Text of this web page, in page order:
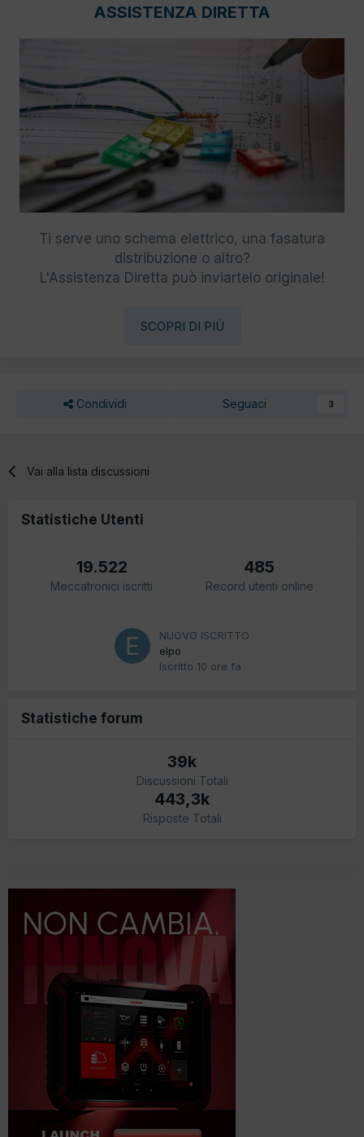
ASSISTENZA DIRETTA
Ti serve uno schema elettrico, una fasatura
distribuzione o altro?
L'Assistenza Diretta può inviartelo originale!
SCOPRI DI PIÙ
Condividi Seguaci 3
Vai alla lista discussioni
Statistiche Utenti
19.522
Meccatronici iscritti
485
Record utenti online
NUOVO ISCRITTO
elpo
Iscritto 10 ore fa
Statistiche forum
39k
Discussioni Totali
443,3k
Risposte Totali